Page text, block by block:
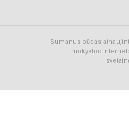
Sumanus būdas
mokyklos